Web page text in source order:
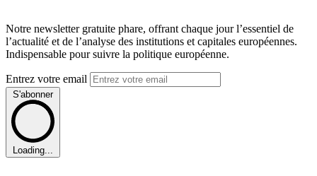
Notre newsletter gratuite phare, offrant chaque jour l’essentiel de
l’actualité et de l’analyse des institutions et capitales européennes.
Indispensable pour suivre la politique européenne.
Entrez votre email
S'abonner
Loading...